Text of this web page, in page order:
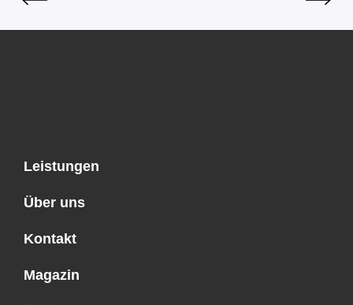
Leistungen
Über uns
Kontakt
Magazin